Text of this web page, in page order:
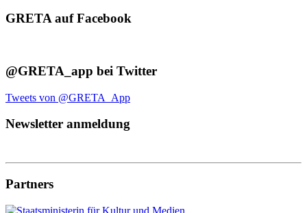
GRETA auf Facebook
@GRETA_app bei Twitter
Tweets von @GRETA_App
Newsletter anmeldung
Partners